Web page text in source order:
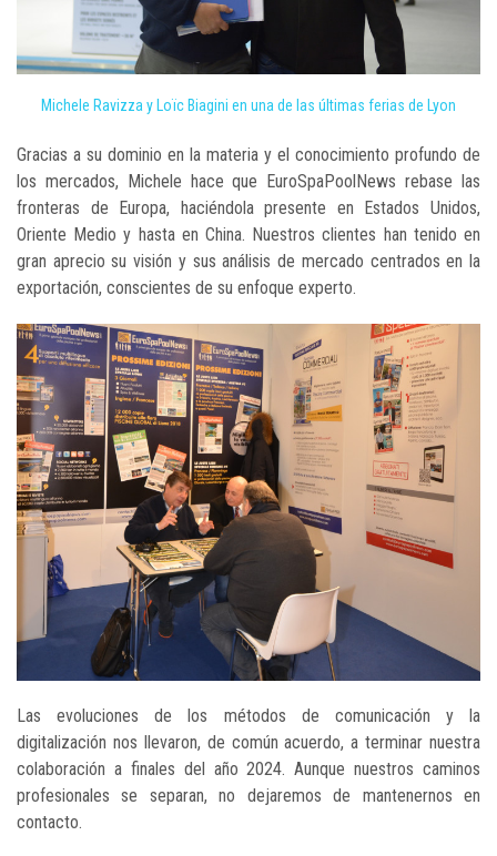
Michele Ravizza y Loïc Biagini en una de las últimas ferias de Lyon
Gracias a su dominio en la materia y el conocimiento profundo de
los mercados, Michele hace que EuroSpaPoolNews rebase las
fronteras de Europa, haciéndola presente en Estados Unidos,
Oriente Medio y hasta en China. Nuestros clientes han tenido en
gran aprecio su visión y sus análisis de mercado centrados en la
exportación, conscientes de su enfoque experto.
Las evoluciones de los métodos de comunicación y la
digitalización nos llevaron, de común acuerdo, a terminar nuestra
colaboración a finales del año 2024. Aunque nuestros caminos
profesionales se separan, no dejaremos de mantenernos en
contacto.